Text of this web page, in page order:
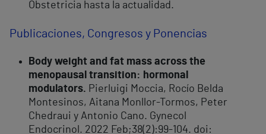
Obstetricia hasta la actualidad.
Publicaciones, Congresos y Ponencias
Body weight and fat mass across the
menopausal transition: hormonal
modulators. Pierluigi Moccia, Rocío Belda
Montesinos, Aitana Monllor-Tormos, Peter
Chedraui y Antonio Cano. Gynecol
Endocrinol. 2022 Feb;38(2):99-104. doi: